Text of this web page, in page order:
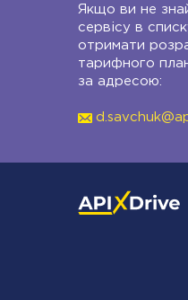
Якщо ви не
сервісу в
отримати
тарифного
за адресою: